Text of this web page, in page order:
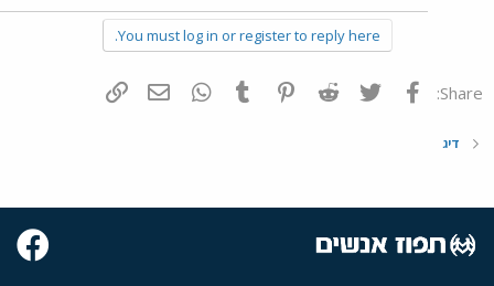
You must log in or register to reply here.
Share: פייסבוק Twitter
Reddit
Pinterest
Tumblr
WhatsAppדואר אלקטרוני
דיג